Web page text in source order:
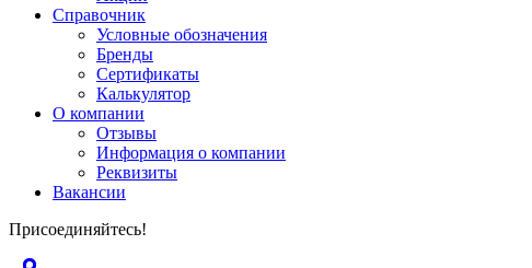
Справочник
Условные обозначения
Бренды
Сертификаты
Калькулятор
О компании
Отзывы
Информация о компании
Реквизиты
Вакансии
Присоединяйтесь!